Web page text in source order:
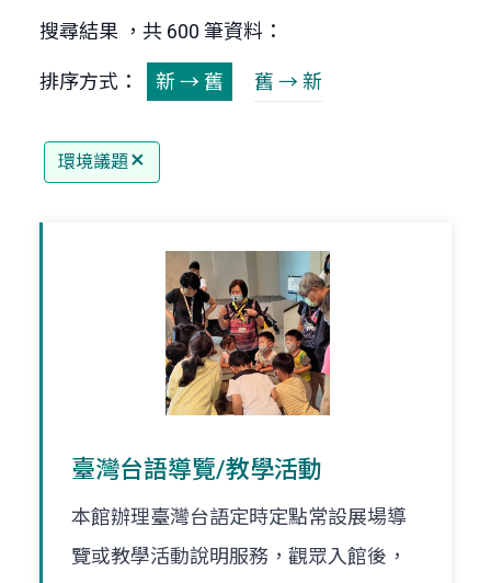
搜尋結果 ，共 600 筆資料：
排序方式： 新 → 舊 舊 → 新
環境議題
臺灣台語導覽/教學活動
本館辦理臺灣台語定時定點常設展場導
覽或教學活動說明服務，觀眾入館後，